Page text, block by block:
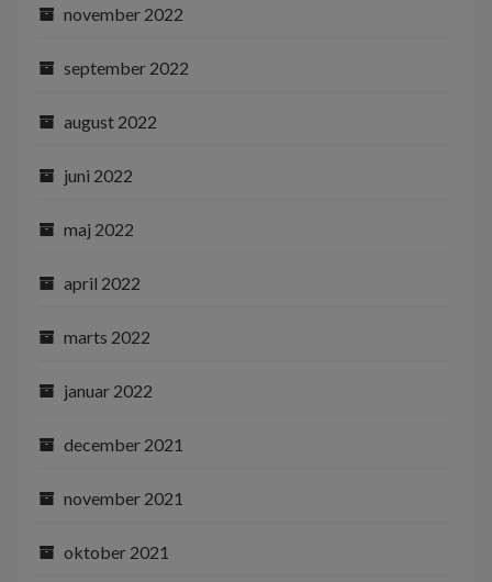
november 2022
september 2022
august 2022
juni 2022
maj 2022
april 2022
marts 2022
januar 2022
december 2021
november 2021
oktober 2021